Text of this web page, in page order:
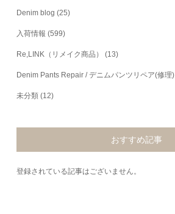
Denim blog (25)
入荷情報 (599)
Re,LINK（リメイク商品） (13)
Denim Pants Repair / デニムパンツリペア(修理)
未分類 (12)
おすすめ記事
登録されている記事はございません。